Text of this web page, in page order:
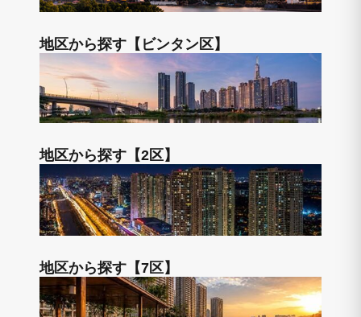
地区から探す【ビンタン区】
地区から探す【2区】
地区から探す【7区】